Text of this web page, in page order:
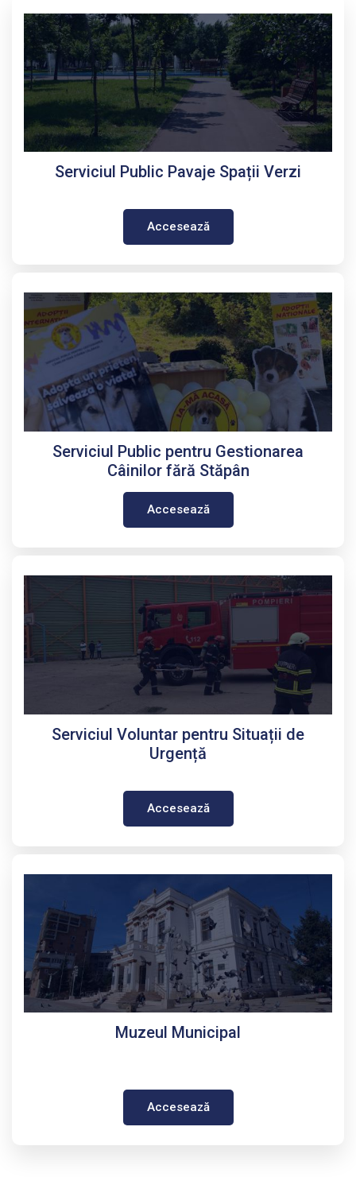
Serviciul Public Pavaje Spații Verzi
Accesează
Serviciul Public pentru Gestionarea
Câinilor fără Stăpân
Accesează
Serviciul Voluntar pentru Situații de
Urgență
Accesează
Muzeul Municipal
Accesează